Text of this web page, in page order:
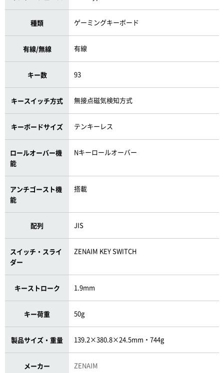
種類 ゲーミングキーボード
有線/無線 有線
キー数 93
キースイッチ方式 無接点磁気検知方式
キーボードサイズ テンキーレス
ロールオーバー機
能
Nキーロールオーバー
アンチゴースト機
能
搭載
配列 JIS
スイッチ・スライ
ダー
ZENAIM KEY SWITCH
キーストローク 1.9mm
キー荷重 50g
製品サイズ・重量 139.2×380.8×24.5mm・744g
メーカー ZENAIM